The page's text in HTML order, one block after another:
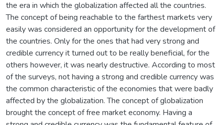
the era in which the globalization affected all the countries.
The concept of being reachable to the farthest markets very
easily was considered an opportunity for the development of
the countries. Only for the ones that had very strong and
credible currency it turned out to be really beneficial, for the
others however, it was nearly destructive. According to most
of the surveys, not having a strong and credible currency was
the common characteristic of the economies that were badly
affected by the globalization. The concept of globalization
brought the concept of free market economy. Having a